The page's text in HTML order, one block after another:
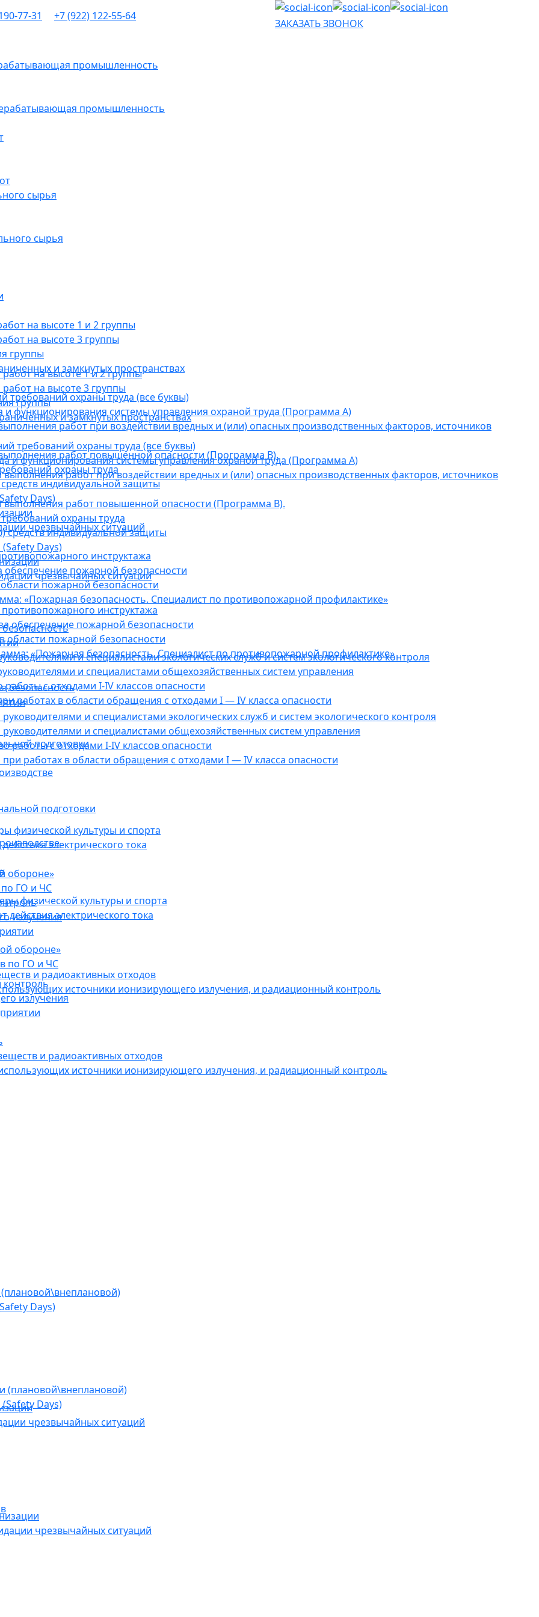
промышленность
сырья
на высоте 1 и 2 группы
на высоте 3 группы
группы
и замкнутых пространствах
требований охраны труда (все буквы)
функционирования системы управления охраной труда (Программа А)
работ при воздействии вредных и (или) опасных производственных факторов, источников
работ повышенной опасности (Программа В).
охраны труда
индивидуальной защиты
Days)
чрезвычайных ситуаций
инструктажа
пожарной безопасности
пожарной безопасности
«Пожарная безопасность. Специалист по противопожарной профилактике»
и специалистами экологических служб и систем экологического контроля
и специалистами общехозяйственных систем управления
с отходами I-IV классов опасности
работах в области обращения с отходами I — IV класса опасности
подготовки
физической культуры и спорта
электрического тока
обороне»
ГО и ЧС
излучения
и радиоактивных отходов
источники ионизирующего излучения, и радиационный контроль
Days)
чрезвычайных ситуаций
77-31 +7 (922) 122-55-64
ЗАКАЗАТЬ ЗВОНОК
промышленность
сырья
на высоте 1 и 2 группы
на высоте 3 группы
группы
и замкнутых пространствах
требований охраны труда (все буквы)
и функционирования системы управления охраной труда (Программа А)
работ при воздействии вредных и (или) опасных производственных факторов, источников
работ повышенной опасности (Программа В).
охраны труда
индивидуальной защиты
Days)
чрезвычайных ситуаций
инструктажа
обеспечение пожарной безопасности
пожарной безопасности
«Пожарная безопасность. Специалист по противопожарной профилактике»
безопасность
и специалистами экологических служб и систем экологического контроля
и специалистами общехозяйственных систем управления
работы с отходами I-IV классов опасности
работах в области обращения с отходами I — IV класса опасности
подготовки
физической культуры и спорта
электрического тока
обороне»
по ГО и ЧС
контроль
излучения
и радиоактивных отходов
источники ионизирующего излучения, и радиационный контроль
(плановой\внеплановой)
Days)
чрезвычайных ситуаций